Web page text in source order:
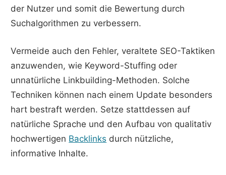
der Nutzer und somit die Bewertung durch
Suchalgorithmen zu verbessern.
Vermeide auch den Fehler, veraltete SEO-Taktiken
anzuwenden, wie Keyword-Stuffing oder
unnatürliche Linkbuilding-Methoden. Solche
Techniken können nach einem Update besonders
hart bestraft werden. Setze stattdessen auf
natürliche Sprache und den Aufbau von qualitativ
hochwertigen Backlinks durch nützliche,
informative Inhalte.